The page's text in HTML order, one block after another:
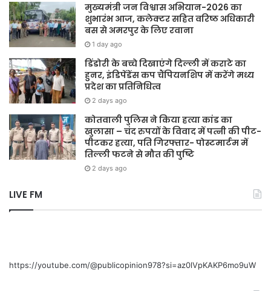
मुख्यमंत्री जन विश्वास अभियान-2026 का
शुभारंभ आज, कलेक्टर सहित वरिष्ठ अधिकारी
बस से अमरपुर के लिए रवाना
1 day ago
डिंडोरी के बच्चे दिखाएंगे दिल्ली में कराटे का
हुनर, इंडिपेंडेंस कप चैंपियनशिप में करेंगे मध्य
प्रदेश का प्रतिनिधित्व
2 days ago
कोतवाली पुलिस ने किया हत्या कांड का
खुलासा – चंद रुपयों के विवाद में पत्नी की पीट-
पीटकर हत्या, पति गिरफ्तार- पोस्टमार्टम में
तिल्ली फटने से मौत की पुष्टि
2 days ago
LIVE FM
https://youtube.com/@publicopinion978?si=az0lVpKAKP6mo9uW